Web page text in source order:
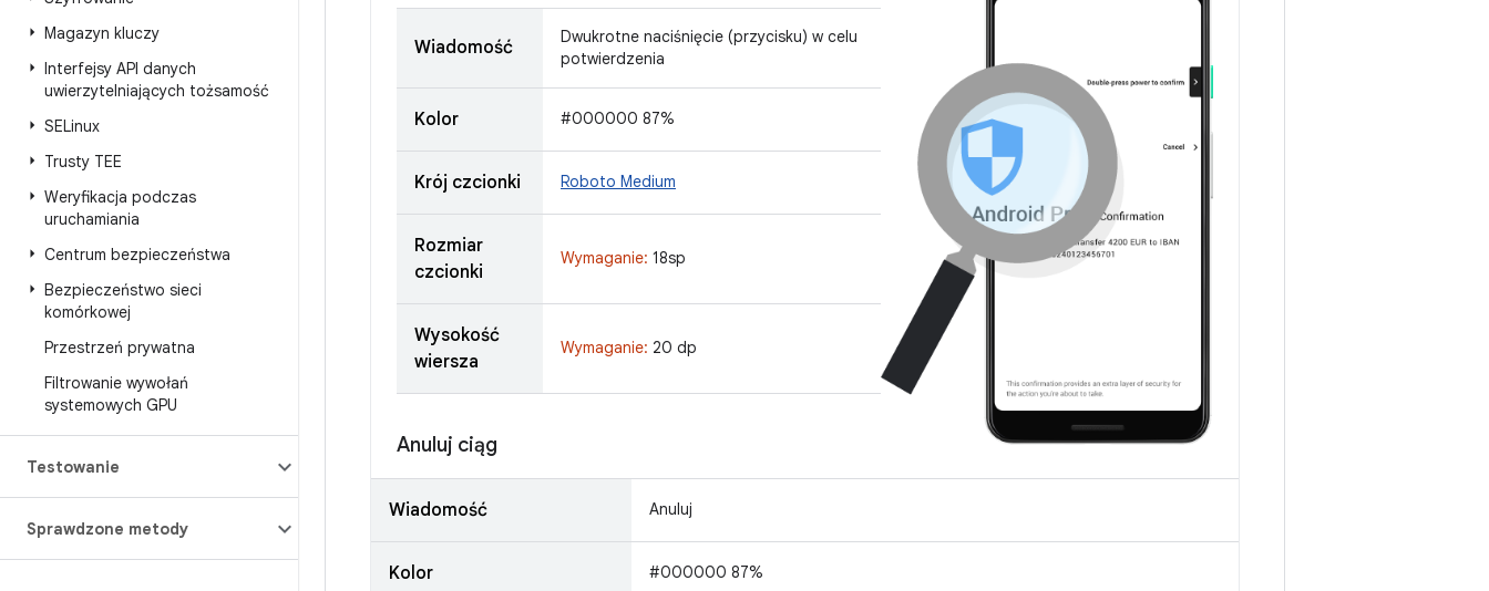
Magazyn kluczy
Interfejsy API danych
uwierzytelniających tożsamość
SELinux
Trusty TEE
Weryfikacja podczas
uruchamiania
Centrum bezpieczeństwa
Bezpieczeństwo sieci
komórkowej
Przestrzeń prywatna
Filtrowanie wywołań
systemowych GPU
Testowanie
Sprawdzone metody
Wiadomość
Dwukrotne naciśnięcie (przycisku) w celu
potwierdzenia
Kolor #000000 87%
Krój czcionki Roboto Medium
Rozmiar
czcionki
Wymaganie: 18sp
Wysokość
wiersza
Wymaganie: 20 dp
Anuluj ciąg
Wiadomość Anuluj
Kolor #000000 87%